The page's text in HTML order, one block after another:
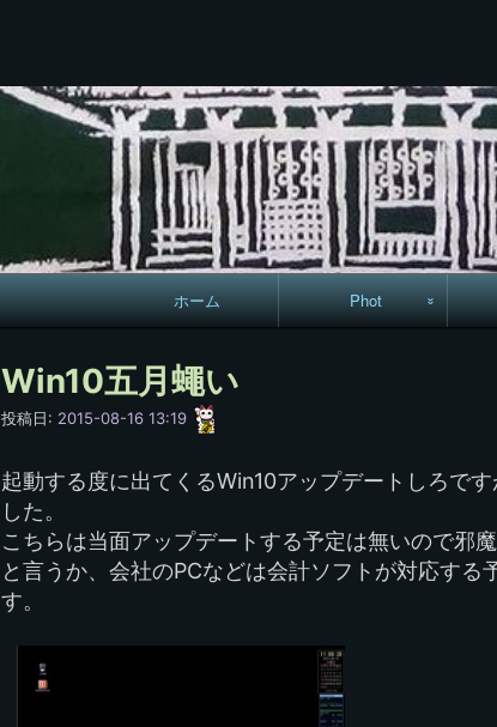
ホーム Phot
手拭いの旅
Win10五月蠅い
投稿日: 2015-08-16 13:19
起動する度に出てくるWin10アップデートしろで
した。
こちらは当面アップデートする予定は無いので邪
と言うか、会社のPCなどは会計ソフトが対応す
す。